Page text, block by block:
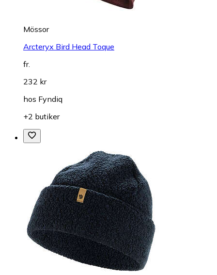
Mössor
Arcteryx Bird Head Toque
fr.
232 kr
hos Fyndiq
+2 butiker